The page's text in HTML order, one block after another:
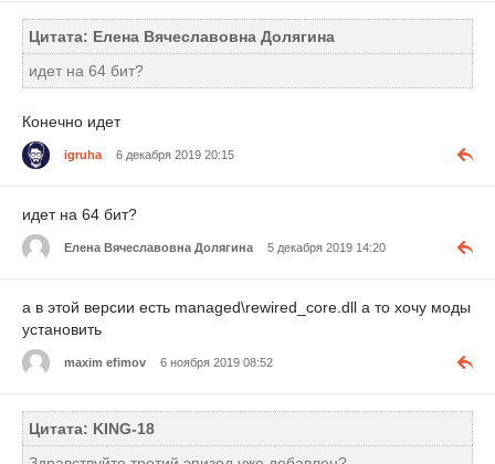
Цитата: Елена Вячеславовна Долягина
идет на 64 бит?
Конечно идет
igruha 6 декабря 2019 20:15
идет на 64 бит?
Елена Вячеславовна Долягина 5 декабря 2019 14:20
а в этой версии есть managed\rewired_core.dll а то хочу моды
установить
maxim efimov 6 ноября 2019 08:52
Цитата: KING-18